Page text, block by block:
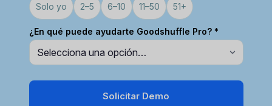
Solo yo
2–5 6–10 11–50 51+
¿En qué puede ayudarte Goodshuffle Pro? *
Solicitar Demo